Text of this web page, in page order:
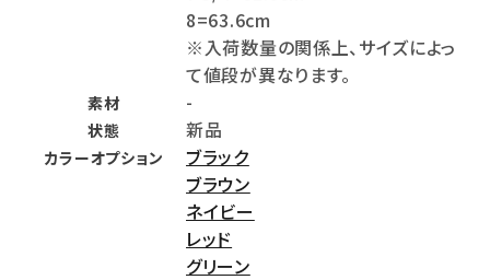
8=63.6cm
※入荷数量の関係上、サイズによっ
て値段が異なります。
素材 -
状態 新品
カラーオプション
ブラック
ブラウン
ネイビー
レッド
グリーン